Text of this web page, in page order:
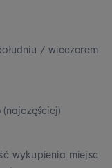
/ wieczorem
(najczęściej)
wykupienia miejsc